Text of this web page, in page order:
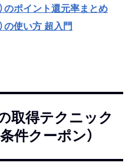
のポイント還元率まとめ
の使い方 超入門
取得テクニック
件クーポン）